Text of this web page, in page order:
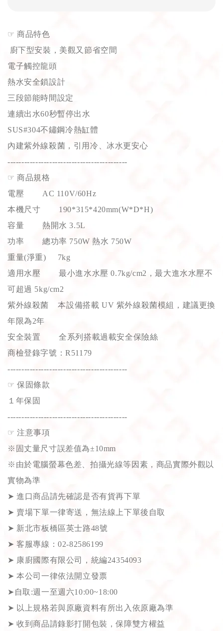
☞ 商品特色
廚下型安裝，美觀又節省空間
電子觸控龍頭
熱水安全鎖設計
三段節能時間設定
連續出水60秒暫停出水
SUS#304不鏽鋼冷熱缸體
內建紫外線殺菌，引用冷、冰水更安心
-------------------------------------------
☞ 商品規格
電壓 AC 110V/60Hz
本機尺寸 190*315*420mm(W*D*H)
容量 熱開水 3.5L
功率 總功率 750W 熱水 750W
重量(淨重) 7kg
適用水壓 最小進水水壓 0.7kg/cm2，最大進水水壓不
可超過 5kg/cm2
紫外線殺菌 本設備搭載 UV 紫外線殺菌模組，建議更換
年限為2年
安全裝置 全系列搭載過載安全保險絲
商檢登錄字號：R51179
-------------------------------------------
☞ 保固條款
１年保固
-------------------------------------------
☞ 注意事項
※固丈量尺寸誤差值為±10mm
※由於電腦螢幕色差、拍攝光線等因素，商品實際外觀以
實物為準
➤ 進口商品請先確認是否有貨再下單
➤ 賣場下單一律寄送，無法線上下單後自取
➤ 新北市板橋區英士路48號
➤ 客服專線：02-82586199
➤ 康廚國際有限公司，統編24354093
➤ 本公司一律依法開立發票
➤ 自取:週一至週六10:00~18:00
➤ 以上規格若與原廠資料有所出入依原廠為準
➤ 收到商品請錄影打開包裝，保障雙方權益